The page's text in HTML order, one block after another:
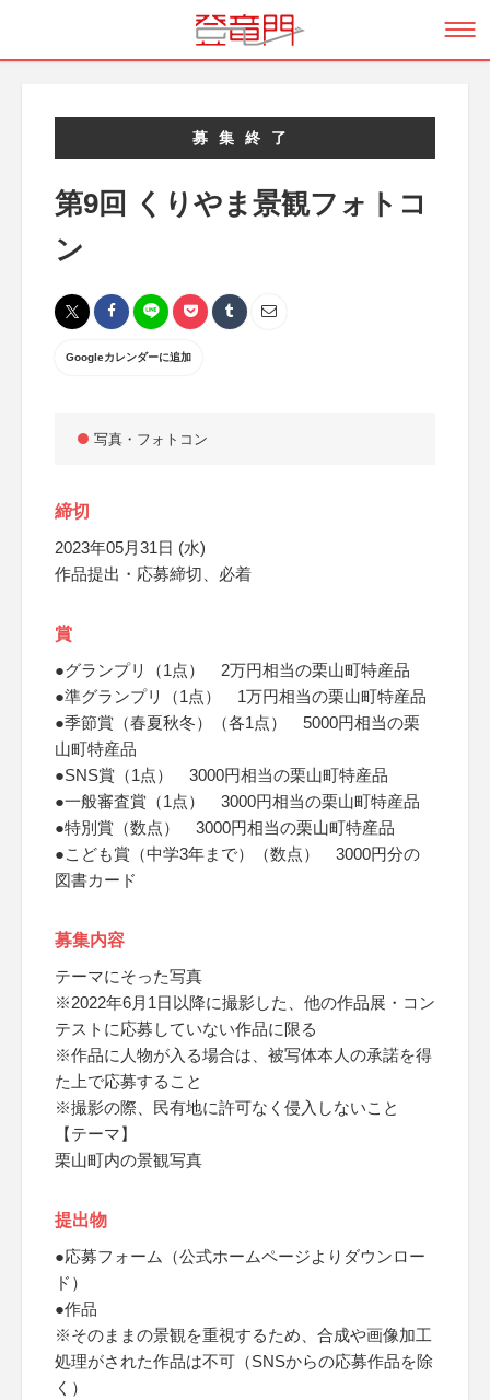
募集終了
第9回 くりやま景観フォトコ
ン
Googleカレンダーに追加
写真・フォトコン
締切
2023年05月31日 (水)
作品提出・応募締切、必着
賞
●グランプリ（1点） 2万円相当の栗山町特産品
●準グランプリ（1点） 1万円相当の栗山町特産品
●季節賞（春夏秋冬）（各1点） 5000円相当の栗
山町特産品
●SNS賞（1点） 3000円相当の栗山町特産品
●一般審査賞（1点） 3000円相当の栗山町特産品
●特別賞（数点） 3000円相当の栗山町特産品
●こども賞（中学3年まで）（数点） 3000円分の
図書カード
募集内容
テーマにそった写真
※2022年6月1日以降に撮影した、他の作品展・コン
テストに応募していない作品に限る
※作品に人物が入る場合は、被写体本人の承諾を得
た上で応募すること
※撮影の際、民有地に許可なく侵入しないこと
【テーマ】
栗山町内の景観写真
提出物
●応募フォーム（公式ホームページよりダウンロー
ド）
●作品
※そのままの景観を重視するため、合成や画像加工
処理がされた作品は不可（SNSからの応募作品を除
く）